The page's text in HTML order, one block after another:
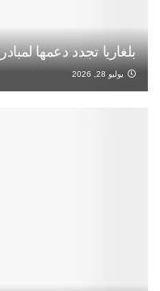
بلغاريا تجدد دعمها
يوليو 28, 2026